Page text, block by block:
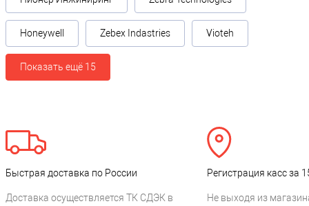
Honeywell Zebex Indastries Vioteh
Показать ещё 15
Быстрая доставка по России
Доставка осуществляется ТК СДЭК в
Регистрация касс за
Не выходя из